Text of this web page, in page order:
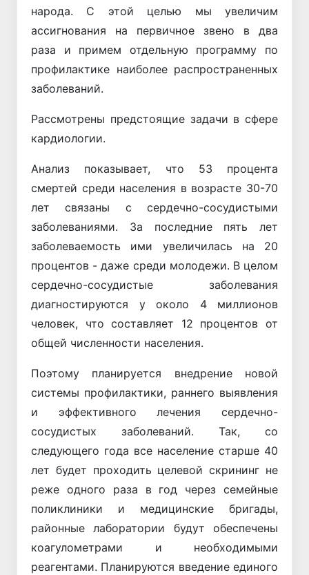
народа. С этой целью мы увеличим
ассигнования на первичное звено в два
раза и примем отдельную программу по
профилактике наиболее распространенных
заболеваний.
Рассмотрены предстоящие задачи в сфере
кардиологии.
Анализ показывает, что 53 процента
смертей среди населения в возрасте 30-70
лет связаны с сердечно-сосудистыми
заболеваниями. За последние пять лет
заболеваемость ими увеличилась на 20
процентов - даже среди молодежи. В целом
сердечно-сосудистые заболевания
диагностируются у около 4 миллионов
человек, что составляет 12 процентов от
общей численности населения.
Поэтому планируется внедрение новой
системы профилактики, раннего выявления
и эффективного лечения сердечно-
сосудистых заболеваний. Так, со
следующего года все население старше 40
лет будет проходить целевой скрининг не
реже одного раза в год через семейные
поликлиники и медицинские бригады,
районные лаборатории будут обеспечены
коагулометрами и необходимыми
реагентами. Планируются введение единого